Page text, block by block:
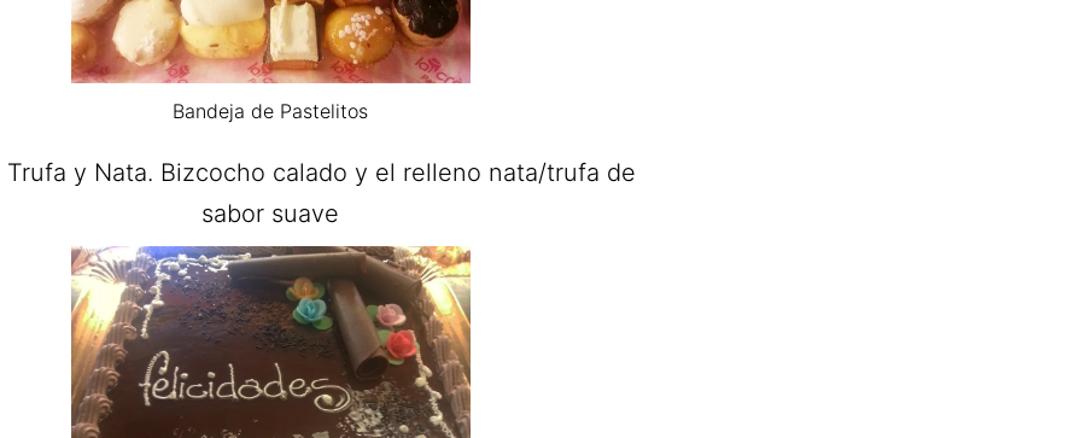
Bandeja de Pastelitos
Trufa y Nata. Bizcocho calado y el relleno nata/trufa de
sabor suave